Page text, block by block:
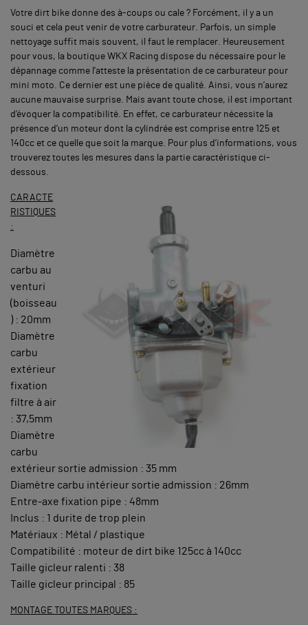
Votre dirt bike donne des à-coups ou cale ? Forcément, il y a un
souci et cela peut venir de votre carburateur. Parfois, un simple
nettoyage suffit mais souvent, il faut le remplacer. Heureusement
pour vous, la boutique WKX Racing dispose du nécessaire pour le
dépannage comme l’atteste la présentation de ce carburateur pour
mini moto. Ce dernier est une pièce de qualité. Ainsi, vous n’aurez
aucune mauvaise surprise. Mais avant toute chose, il est important
d’évoquer la compatibilité. En effet, ce carburateur nécessite la
présence d’un moteur dont la cylindrée est comprise entre 125 et
140cc et ce quelle que soit la marque. Pour plus d’informations, vous
trouverez toutes les mesures dans la partie caractéristique ci-
dessous.
CARACTE
RISTIQUES
:
Diamètre
carbu au
venturi
(boisseau
) : 20mm
Diamètre
carbu
extérieur
fixation
filtre à air
: 37,5mm
Diamètre
carbu
extérieur sortie admission : 35 mm
Diamètre carbu intérieur sortie admission : 26mm
Entre-axe fixation pipe : 48mm
Inclus : 1 durite de trop plein
Matériaux : Métal / plastique
Compatibilité : moteur de dirt bike 125cc à 140cc
Taille gicleur ralenti : 38
Taille gicleur principal : 85
MONTAGE TOUTES MARQUES :